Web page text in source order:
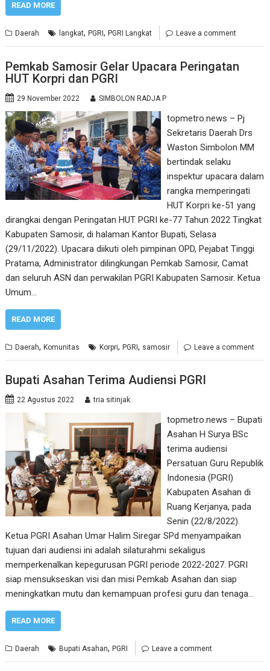
READ MORE
Daerah langkat,PGRI,PGRI Langkat Leave a comment
Pemkab Samosir Gelar Upacara Peringatan
HUT Korpri dan PGRI
29 November 2022 SIMBOLON RADJA P
topmetro.news – Pj
Sekretaris Daerah Drs
Waston Simbolon MM
bertindak selaku
inspektur upacara dalam
rangka memperingati
HUT Korpri ke-51 yang
dirangkai dengan Peringatan HUT PGRI ke-77 Tahun 2022 Tingkat
Kabupaten Samosir, di halaman Kantor Bupati, Selasa
(29/11/2022). Upacara diikuti oleh pimpinan OPD, Pejabat Tinggi
Pratama, Administrator dilingkungan Pemkab Samosir, Camat
dan seluruh ASN dan perwakilan PGRI Kabupaten Samosir. Ketua
Umum…
READ MORE
Daerah,Komunitas Korpri,PGRI, samosir Leave a comment
Bupati Asahan Terima Audiensi PGRI
22 Agustus 2022 tria sitinjak
topmetro.news – Bupati
Asahan H Surya BSc
terima audiensi
Persatuan Guru Republik
Indonesia (PGRI)
Kabupaten Asahan di
Ruang Kerjanya, pada
Senin (22/8/2022).
Ketua PGRI Asahan Umar Halim Siregar SPd menyampaikan
tujuan dari audiensi ini adalah silaturahmi sekaligus
memperkenalkan kepegurusan PGRI periode 2022-2027. PGRI
siap mensukseskan visi dan misi Pemkab Asahan dan siap
meningkatkan mutu dan kemampuan profesi guru dan tenaga…
READ MORE
Daerah Bupati Asahan,PGRI Leave a comment